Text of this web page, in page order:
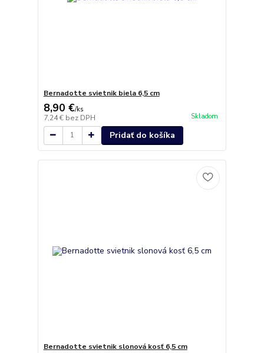
Bernadotte svietnik biela 6,5 cm
8,90 €/ks
7,24 € bez DPH Skladom
Pridať do košíka
Bernadotte svietnik slonová kosť 6,5 cm